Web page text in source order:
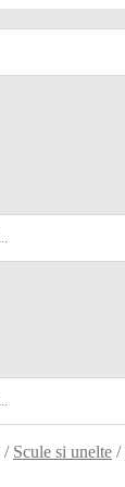
/ Scule si unelte /